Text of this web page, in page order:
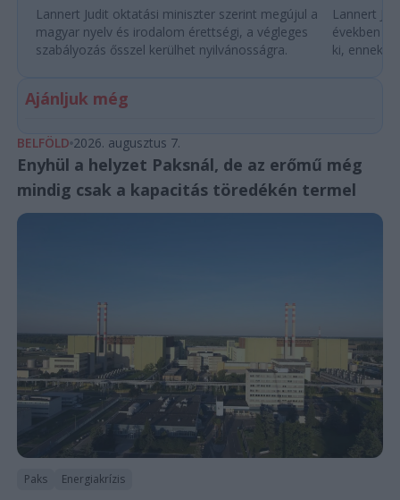
Lannert Judit oktatási miniszter szerint megújul a
magyar nyelv és irodalom érettségi, a végleges
szabályozás ősszel kerülhet nyilvánosságra.
Lannert
években
ki, ennek
Ajánljuk még
BELFÖLD 2026. augusztus 7.
Enyhül a helyzet Paksnál, de az erőmű még
mindig csak a kapacitás töredékén termel
Paks Energiakrízis